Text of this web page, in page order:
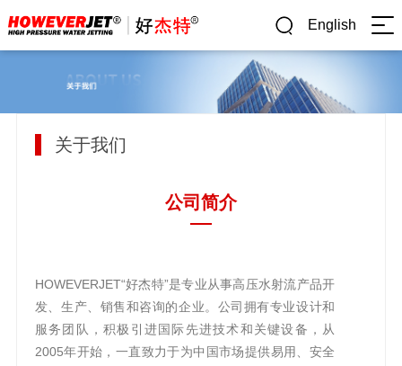
English
关于我们
公司简介
HOWEVERJET“好杰特”是专业从事高压水射流产品开
发、生产、销售和咨询的企业。公司拥有专业设计和
服务团队，积极引进国际先进技术和关键设备，从
2005年开始，一直致力于为中国市场提供易用、安全